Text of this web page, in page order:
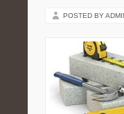
POSTED BY